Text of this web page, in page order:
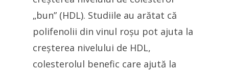
„bun” (HDL). Studiile au arătat că
polifenolii din vinul roșu pot ajuta la
creșterea nivelului de HDL,
colesterolul benefic care ajută la